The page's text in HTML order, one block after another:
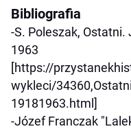
Bibliografia
-S. Poleszak,
1963
[https://
wykleci/
19181963.html]
-Józef Franczak